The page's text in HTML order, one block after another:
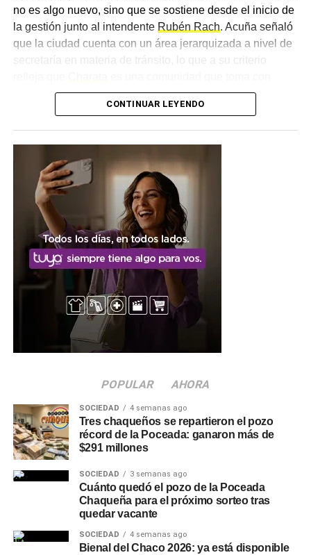
noticias de Charataen
no es algo nuevo, sino que se sostiene desde el inicio de
la gestión junto al intendente Rubén Rach. Acuña señaló
que la ciudad cuenta con un área jerarquizada a nivel de
secretaría en materia de tránsito, lo que a su criterio
importancia la movilidad, un concepto que consideró más
amplio que el de la seguridad vial, ya que atraviesa el día
Una articulación entre
distintos organismos
El funcionario provincial subrayó que resulta fundamental
abordar la problemática desde diferentes puntos, en el
marco de la articulación que se da entre el Poder
Ejecutivo y el órgano de justicia, tanto municipal como
provincial. Esa mirada conjunta fue uno de los ejes
centrales del encuentro, que buscó ordenar los próximos
pasos en materia de controles, capacitaciones y
prevención vial.
encuentro
De la reunión participaron el intendente de Charata,
Rubén Rach ; la jueza de Faltas Provincial, Eliana López
Piccilli; la jueza de Faltas Municipal, Gimena Vázquez; el
director de Zona Interior Charata, Antonio Rudaz; el
secretario de Tránsito, Carlos Aoad; el jefe del 911, Juan
Antonio Cabrera; el representante de Policía Caminera,
Mario Sosa, y el presidente del Concejo Municipal,
Alejandro Barcala.
CONTINUAR LEYENDO
POPULAR AHORA
SOCIEDAD 4 semanas ago
Tres chaqueños se repartieron el pozo
récord de la Poceada: ganaron más de
$291 millones
SOCIEDAD 3 semanas ago
Cuánto quedó el pozo de la Poceada
Chaqueña para el próximo sorteo tras
quedar vacante
SOCIEDAD 4 semanas ago
Bienal del Chaco 2026: ya está disponible